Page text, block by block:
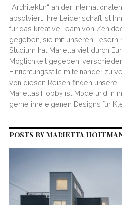
„Architektur“ an der
absolviert. Ihre Leidenschaft ist
für das kreative Team von
gegeben, sie mit unseren Lesern
Studium hat Marietta viel durch
Möglichkeit gegeben,
Einrichtungsstile miteinander zu
von diesen Reisen finden unsere
Mariettas Hobby ist Mode und in
gerne ihre eigenen Designs für
POSTS BY MARIETTA